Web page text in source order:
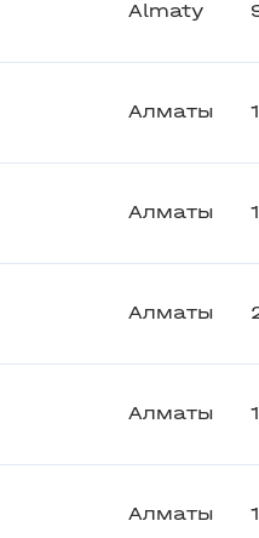
Almaty
Алматы
Алматы
Алматы
Алматы
Алматы